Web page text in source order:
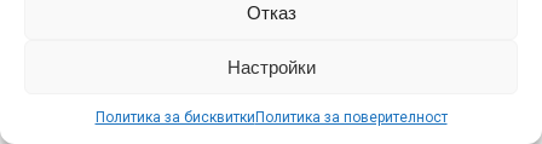
Отказ
Настройки
Политика за бисквитки Политика за поверителност
Магазините на DENZA в Европа ще започнат да
приемат поръчки за новия модел през лятото, като
първите доставки до клиенти се очакват през
последното тримесечие на годината.